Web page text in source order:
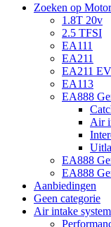
Zoeken op
1.8T 20v
2.5 TFSI
EA111
EA211
EA211
EA113
EA888
Air
EA888
EA888
Aanbiedingen
Geen categorie
Air intake